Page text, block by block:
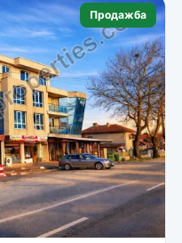
Продажба